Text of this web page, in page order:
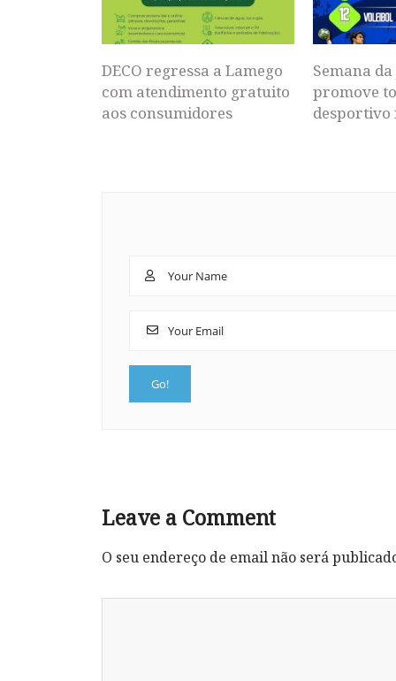
DECO regressa a Lamego
com atendimento gratuito
aos consumidores
Semana
promove
Leave a Comment
O seu endereço de email não será